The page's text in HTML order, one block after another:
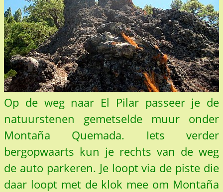
Op de weg naar El Pilar passeer je de
natuurstenen gemetselde muur onder
Montaña Quemada. Iets verder
bergopwaarts kun je rechts van de weg
de auto parkeren. Je loopt via de piste die
daar loopt met de klok mee om Montaña